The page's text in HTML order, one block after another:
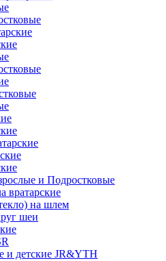
и Подростковые
вратарские
на шлем
шеи
и детские JR&YTH